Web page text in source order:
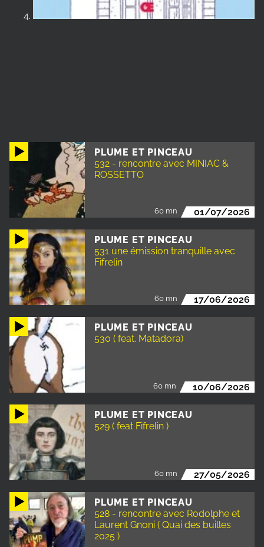
PLUME ET PINCEAU
532 - rencontre avec MINIAC &
ROSSETTO
60 mn 01/07/2026
PLUME ET PINCEAU
531 une émission tranquille avec
Fifrelin
60 mn 17/06/2026
PLUME ET PINCEAU
530 ( feat. Matadora)
60 mn 10/06/2026
PLUME ET PINCEAU
529 ( feat Fifrelin )
60 mn 27/05/2026
PLUME ET PINCEAU
528 - rencontre avec Rodolphe et
Laurent Gnoni ( Quai des builles
2025 )